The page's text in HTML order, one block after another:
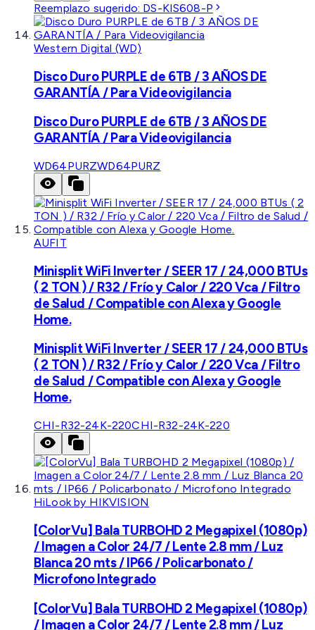
Reemplazo sugerido: DS-KIS608-P
Western Digital (WD)
Disco Duro PURPLE de 6TB / 3 AÑOS DE
GARANTÍA / Para Videovigilancia
Disco Duro PURPLE de 6TB / 3 AÑOS DE
GARANTÍA / Para Videovigilancia
WD64PURZWD64PURZ
AUFIT
Minisplit WiFi Inverter / SEER 17 / 24,000 BTUs
( 2 TON ) / R32 / Frío y Calor / 220 Vca / Filtro
de Salud / Compatible con Alexa y Google
Home.
Minisplit WiFi Inverter / SEER 17 / 24,000 BTUs
( 2 TON ) / R32 / Frío y Calor / 220 Vca / Filtro
de Salud / Compatible con Alexa y Google
Home.
CHI-R32-24K-220CHI-R32-24K-220
HiLook by HIKVISION
[ColorVu] Bala TURBOHD 2 Megapixel (1080p)
/ Imagen a Color 24/7 / Lente 2.8 mm / Luz
Blanca 20 mts / IP66 / Policarbonato /
Microfono Integrado
[ColorVu] Bala TURBOHD 2 Megapixel (1080p)
/ Imagen a Color 24/7 / Lente 2.8 mm / Luz